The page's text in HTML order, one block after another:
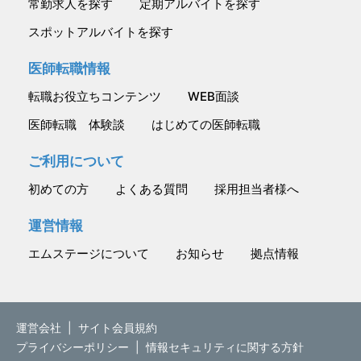
常勤求人を探す
定期アルバイトを探す
スポットアルバイトを探す
医師転職情報
転職お役立ちコンテンツ
WEB面談
医師転職 体験談
はじめての医師転職
ご利用について
初めての方 よくある質問 採用担当者様へ
運営情報
エムステージについて お知らせ 拠点情報
運営会社
サイト会員規約
プライバシーポリシー
情報セキュリティに関する方針